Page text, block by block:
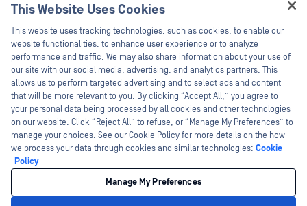
وثائق تقنية
دورات تدريبية
برنامج الثغرات الأمنية
الشركاء
شهادات
شركاء التكنولوجيا
برنامج شركاء القنوات
ندوات عبر الإنترنت
أوراق البيانات
مستندات تقنية
أدوات مجانية
©2026 OPSWAT . جميع الحقوق محفوظة. OPSWAT و MetaDefender و Metascan و
MetaAccess OPSWAT و Trust no File. Trust No Device. و OPSWAT و Protecting the
OPSWAT العلامات التجارية الخاصة بالجهات الخارجية هي ملك لأصحابها المعنيين.
This Website Uses Cookies
This website uses tracking technologies, such as cookies, to enable our
website functionalities, to enhance user experience or to analyze
performance and traffic. We may also share information about your use of
our site with our social media, advertising, and analytics partners. This
allows us to perform targeted advertising and to select ads and content
that will be more relevant to you. By clicking “Accept All,” you agree to
your personal data being processed by all cookies and other technologies
on our website. Click “Reject All” to refuse, or “Manage My Preferences” to
manage your choices. See our Cookie Policy for more details on the how
we process your data through cookies and similar technologies: Cookie
Policy
Manage My Preferences
Hey there!
I'm Ozzy, your OPSWAT virtual assistant.
How can I help you secure what's critical
today?